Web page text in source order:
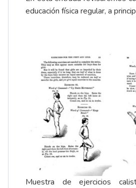
educación física regular, a
Muestra de ejercicios